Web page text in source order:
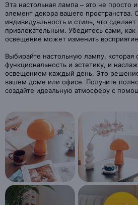
Эта настольная лампа – это не просто
элемент декора вашего пространства.
индивидуальность и стиль, что
привлекательным. Убедитесь сами, как
освещение может изменить
Выбирайте настольную лампу, которая
функциональность и эстетику, и
освещением каждый день. Это
вашем доме или офисе. Получите
создайте идеальную атмосферу с